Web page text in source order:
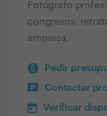
Fotógrafo
congresos,
empresa.
Pedir
Contactar
Verificar